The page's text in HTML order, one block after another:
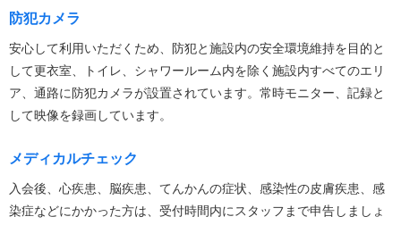
防犯カメラ
安心して利用いただくため、防犯と施設内の安全環境維持を目的と
して更衣室、トイレ、シャワールーム内を除く施設内すべてのエリ
ア、通路に防犯カメラが設置されています。常時モニター、記録と
して映像を録画しています。
メディカルチェック
入会後、心疾患、脳疾患、てんかんの症状、感染性の皮膚疾患、感
染症などにかかった方は、受付時間内にスタッフまで申告しましょ